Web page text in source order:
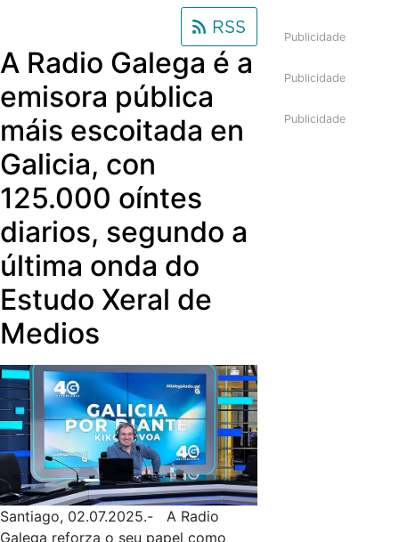
RSS
A Radio Galega é a
emisora pública
máis escoitada en
Galicia, con
125.000 oíntes
diarios, segundo a
última onda do
Estudo Xeral de
Medios
Santiago, 02.07.2025.- A Radio
Galega reforza o seu papel como
Publicidade
Publicidade
Publicidade